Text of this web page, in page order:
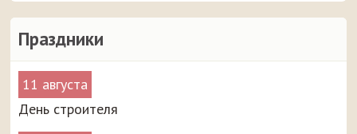
Праздники
11 августа
День строителя